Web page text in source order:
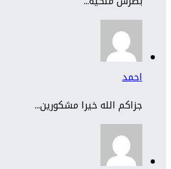
احمد
جزاكم الله خيرا مشكورين...